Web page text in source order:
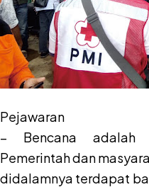
Pejawaran
– Bencana adalah
Pemerintah dan
didalamnya terdapat